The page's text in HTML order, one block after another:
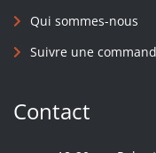
Qui sommes-nous
Suivre une
Contact